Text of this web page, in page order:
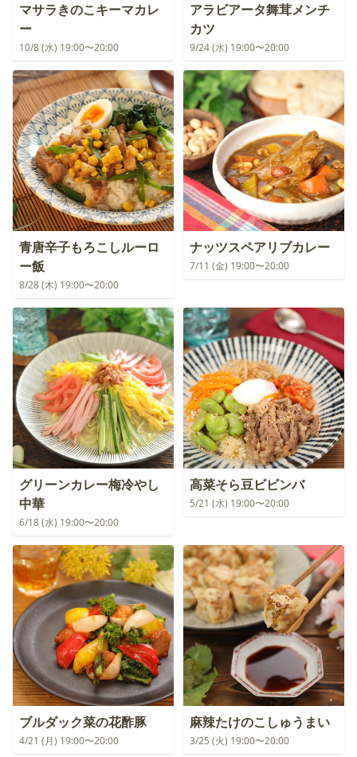
マサラきのこキーマカレ
ー
10/8 (水) 19:00〜20:00
アラビアータ舞茸メンチ
カツ
9/24 (水) 19:00〜20:00
青唐辛子もろこしルーロ
ー飯
8/28 (木) 19:00〜20:00
ナッツスペアリブカレー
7/11 (金) 19:00〜20:00
グリーンカレー梅冷やし
中華
6/18 (水) 19:00〜20:00
高菜そら豆ビビンバ
5/21 (水) 19:00〜20:00
ブルダック菜の花酢豚
4/21 (月) 19:00〜20:00
麻辣たけのこしゅうまい
3/25 (火) 19:00〜20:00